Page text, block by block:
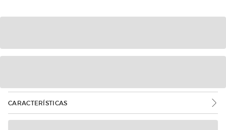
CARACTERÍSTICAS